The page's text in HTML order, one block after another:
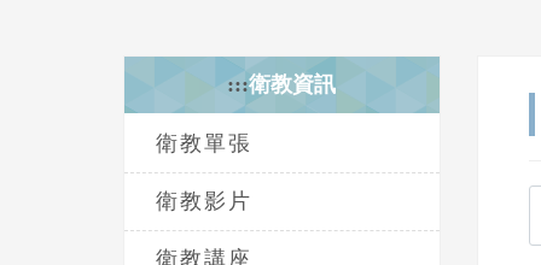
:::衛教資訊
衛教單張
衛教影片
衛教講座